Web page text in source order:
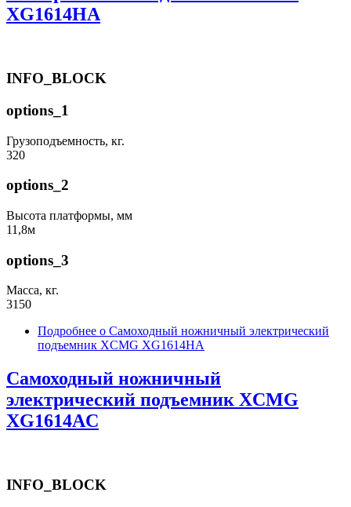
XG1614HA
INFO_BLOCK
options_1
Грузоподъемность, кг.
320
options_2
Высота платформы, мм
11,8м
options_3
Масса, кг.
3150
Подробнее о Самоходный ножничный электрический
подъемник XCMG XG1614HA
Самоходный ножничный
электрический подъемник XCMG
XG1614AC
INFO_BLOCK